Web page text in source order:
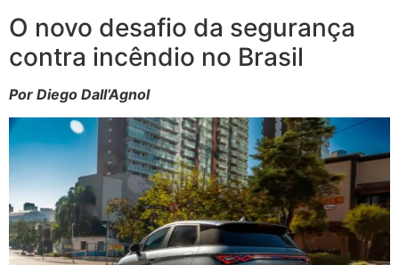
O novo desafio da segurança
contra incêndio no Brasil
Por Diego Dall’Agnol